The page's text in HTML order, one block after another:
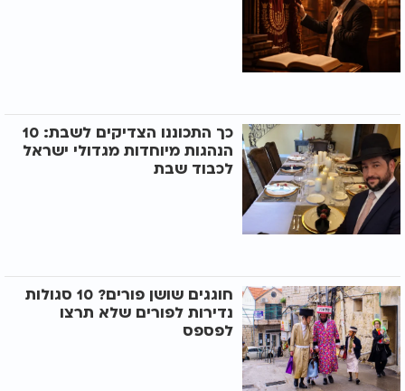
כך התכוננו הצדיקים לשבת: 10
הנהגות מיוחדות מגדולי ישראל
לכבוד שבת
חוגגים שושן פורים? 10 סגולות
נדירות לפורים שלא תרצו
לפספס